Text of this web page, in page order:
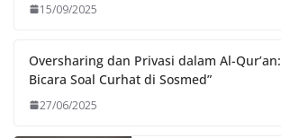
15/09/2025
Oversharing dan Privasi dalam Al-
Bicara Soal Curhat di Sosmed”
27/06/2025